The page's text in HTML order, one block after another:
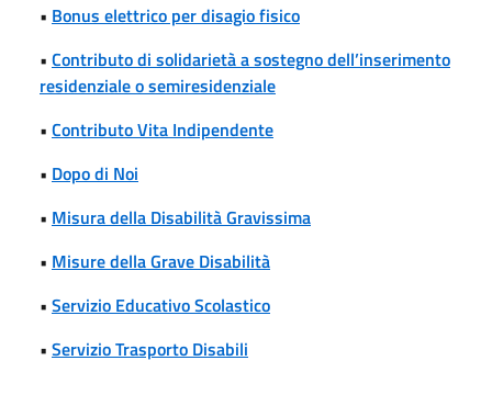
• Bonus elettrico per disagio fisico
• Contributo di solidarietà a sostegno dell’inserimento
residenziale o semiresidenziale
• Contributo Vita Indipendente
• Dopo di Noi
• Misura della Disabilità Gravissima
• Misure della Grave Disabilità
• Servizio Educativo Scolastico
• Servizio Trasporto Disabili